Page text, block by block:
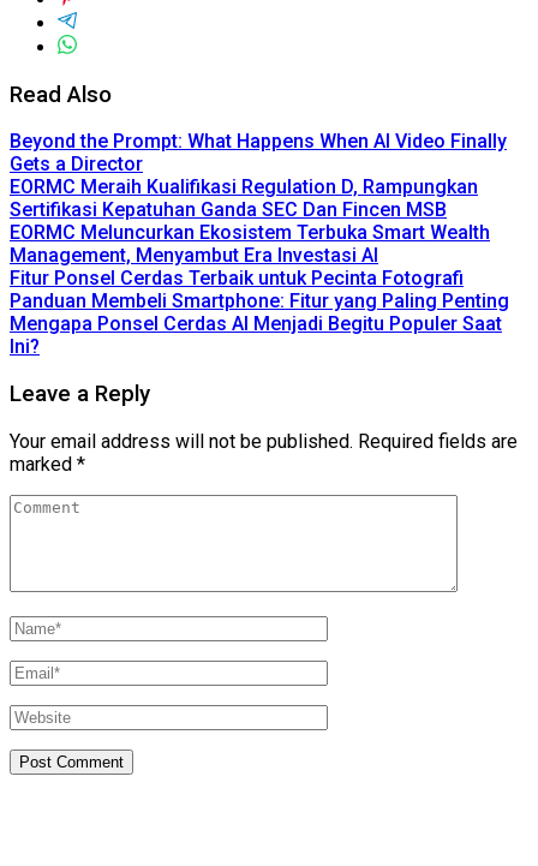
Read Also
Beyond the Prompt: What Happens When AI Video Finally
Gets a Director
EORMC Meraih Kualifikasi Regulation D, Rampungkan
Sertifikasi Kepatuhan Ganda SEC Dan Fincen MSB
EORMC Meluncurkan Ekosistem Terbuka Smart Wealth
Management, Menyambut Era Investasi AI
Fitur Ponsel Cerdas Terbaik untuk Pecinta Fotografi
Panduan Membeli Smartphone: Fitur yang Paling Penting
Mengapa Ponsel Cerdas AI Menjadi Begitu Populer Saat
Ini?
Leave a Reply
Your email address will not be published. Required fields are
marked *